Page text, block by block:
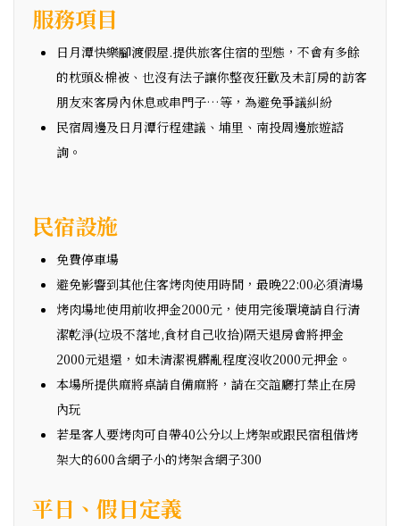
服務項目
日月潭快樂腳渡假屋.提供旅客住宿的型態，不會有多餘
的枕頭&棉被、也沒有法子讓你整夜狂歡及未訂房的訪客
朋友來客房內休息或串門子…等，為避免爭議糾紛
民宿周邊及日月潭行程建議、埔里、南投周邊旅遊諮
詢。
民宿設施
免費停車場
避免影響到其他住客烤肉使用時間，最晚22:00必須清場
烤肉場地使用前收押金2000元，使用完後環境請自行清
潔乾淨(垃圾不落地,食材自己收拾)隔天退房會將押金
2000元退還，如未清潔視髒亂程度沒收2000元押金。
本場所提供麻將桌請自備麻將，請在交誼廳打禁止在房
內玩
若是客人要烤肉可自帶40公分以上烤架或跟民宿租借烤
架大的600含網子小的烤架含網子300
平日、假日定義